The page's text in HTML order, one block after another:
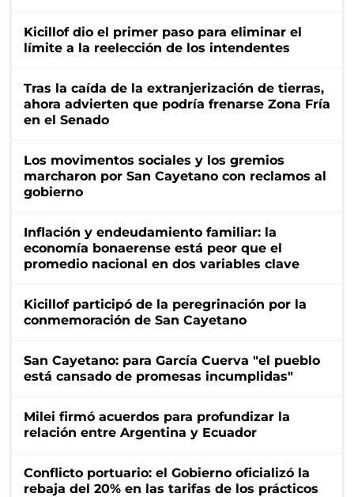
Kicillof dio el primer paso para eliminar el
límite a la reelección de los intendentes
Tras la caída de la extranjerización de tierras,
ahora advierten que podría frenarse Zona Fría
en el Senado
Los movimentos sociales y los gremios
marcharon por San Cayetano con reclamos al
gobierno
Inflación y endeudamiento familiar: la
economía bonaerense está peor que el
promedio nacional en dos variables clave
Kicillof participó de la peregrinación por la
conmemoración de San Cayetano
San Cayetano: para García Cuerva "el pueblo
está cansado de promesas incumplidas"
Milei firmó acuerdos para profundizar la
relación entre Argentina y Ecuador
Conflicto portuario: el Gobierno oficializó la
rebaja del 20% en las tarifas de los prácticos